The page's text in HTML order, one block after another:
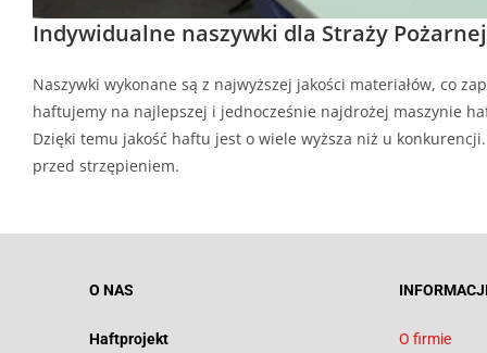
Indywidualne naszywki dla Straży
Naszywki wykonane są z najwyższej jakości materiałów, co
haftujemy na najlepszej i jednocześnie najdrożej maszynie
Dzięki temu jakość haftu jest o wiele wyższa niż u
przed strzępieniem.
O NAS
Haftprojekt O firmie